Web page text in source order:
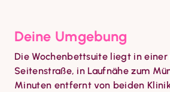
Deine Umgebung
Die Wochenbettsuite liegt in einer
Seitenstraße, in Laufnähe zum
Minuten entfernt von beiden